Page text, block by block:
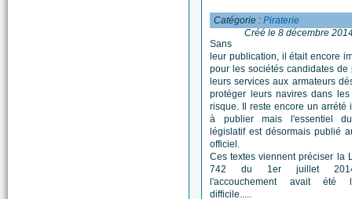
Catégorie :Piraterie
Créé le 8 décembre
Sans
leur publication, il était encore
pour les sociétés candidates de
leurs services aux armateurs
protéger leurs navires dans
risque. Il reste encore un arrété
à publier mais l'essentiel
législatif est désormais publié
officiel.
Ces textes viennent préciser la
742 du 1er juillet
l'accouchement avait été
difficile.....